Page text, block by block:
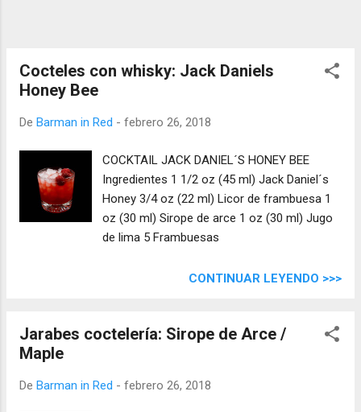
Cocteles con whisky: Jack Daniels
Honey Bee
De Barman in Red - febrero 26, 2018
COCKTAIL JACK DANIEL´S HONEY BEE
Ingredientes 1 1/2 oz (45 ml) Jack Daniel´s
Honey 3/4 oz (22 ml) Licor de frambuesa 1
oz (30 ml) Sirope de arce 1 oz (30 ml) Jugo
de lima 5 Frambuesas
CONTINUAR LEYENDO >>>
Jarabes coctelería: Sirope de Arce /
Maple
De Barman in Red - febrero 26, 2018